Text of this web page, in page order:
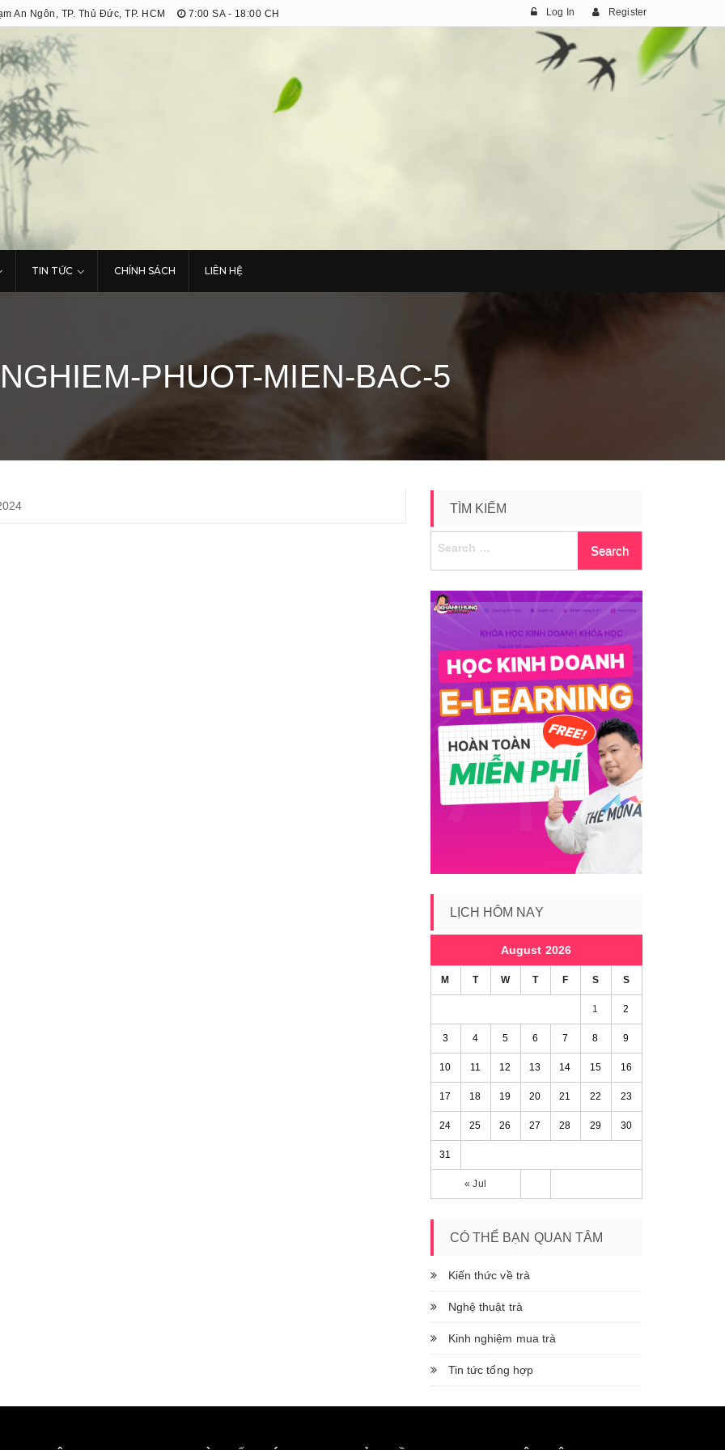
An Ngôn, TP. Thủ Đức, TP. HCM 7:00 SA - 18:00 CH Log In Register
TIN TỨC CHÍNH SÁCH LIÊN HỆ
PHUOT-MIEN-BAC-5
TÌM KIẾM
LỊCH HÔM NAY
August 2026
M T W T F S S
« Jul
1 2
3 4 5 6 7 8 9
10 11 12 13 14 15 16
17 18 19 20 21 22 23
24 25 26 27 28 29 30
31
CÓ THỂ BẠN QUAN TÂM
Kiến thức về trà
Nghệ thuật trà
Kinh nghiệm mua trà
Tin tức tổng hợp